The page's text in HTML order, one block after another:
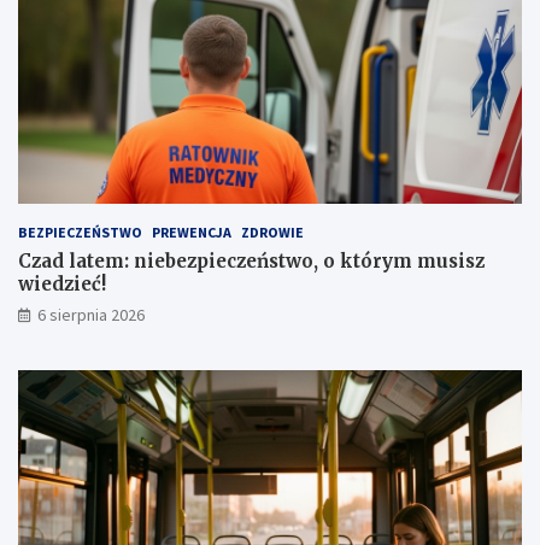
i
a
a
w
e
,
1
m
l
ł
BEZPIECZEŃSTWO PREWENCJA ZDROWIE
Czad latem: niebezpieczeństwo, o którym musisz
wiedzieć!
6 sierpnia 2026